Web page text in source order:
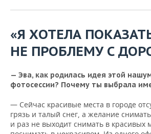
ВОЛЕЙБОЛ
КИБЕРСПОРТ
ФИГУРНОЕ КАТАНИЕ
ВОДНЫЕ ВИДЫ СПОРТА
ХОККЕЙ С МЯЧОМ
ИСТОРИЯ
КУЛЬТУРА
МЕДИЦИНА
ОБРАЗОВАНИЕ
ПРОИСШЕСТВИЯ
СПИСОК ПЕРСОН
СПИСОК КОМПАНИЙ
ПОЛНАЯ ВЕРСИЯ
«Я ХОТЕЛА
НЕ ПРОБЛЕМУ С
— Эва, как родилась идея этой
фотосессии? Почему ты выбрала
— Сейчас красивые места в городе
грязь и талый снег, а желание
и раз не выходит снимать в красивых